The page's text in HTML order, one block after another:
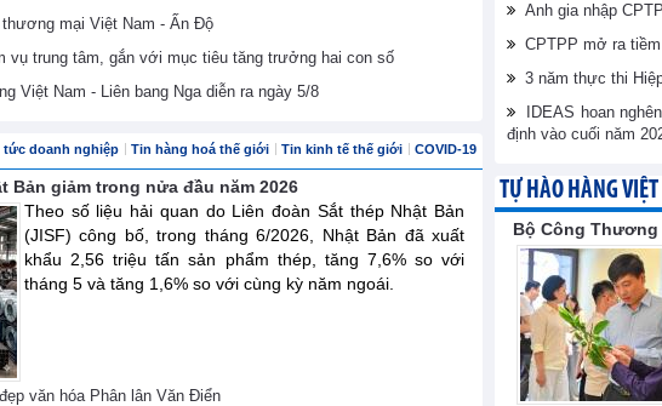
mại Việt Nam - Ấn Độ
vụ trung tâm, gắn với mục tiêu tăng trưởng hai con số
Việt Nam - Liên bang Nga diễn ra ngày 5/8
tức doanh nghiệp Tin hàng hoá thế giới Tin kinh tế thế giới COVID-19
Bản giảm trong nửa đầu năm 2026
Theo số liệu hải quan do Liên đoàn Sắt thép Nhật Bản
(JISF) công bố, trong tháng 6/2026, Nhật Bản đã xuất
khẩu 2,56 triệu tấn sản phẩm thép, tăng 7,6% so với
tháng 5 và tăng 1,6% so với cùng kỳ năm ngoái.
văn hóa Phân lân Văn Điển
Anh gia nhập
CPTPP mở ra
3 năm thực thi
IDEAS hoan
định vào cuối năm
TỰ HÀO HÀNG VIỆT
Bộ Công